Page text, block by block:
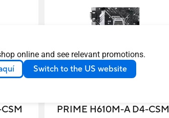
online and see relevant promotions.
Switch to the US website
PRIME H610M-A D4-CSM